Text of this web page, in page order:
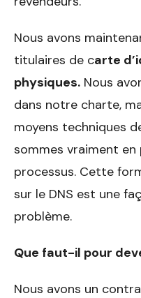
Nous avons
titulaires de carte
physiques. Nous
dans notre charte,
moyens techniques
sommes vraiment en
processus. Cette
sur le DNS est une
problème.
Que faut-il pour
Nous avons un